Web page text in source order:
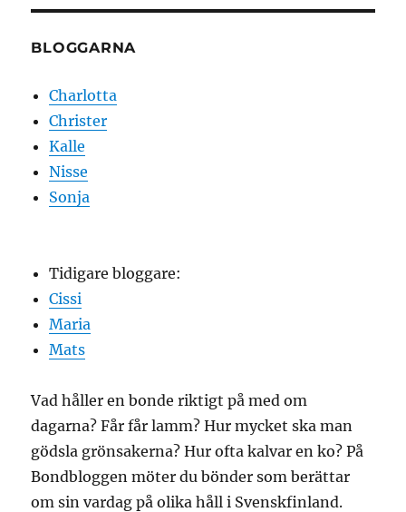
BLOGGARNA
Charlotta
Christer
Kalle
Nisse
Sonja
Tidigare bloggare:
Cissi
Maria
Mats
Vad håller en bonde riktigt på med om
dagarna? Får får lamm? Hur mycket ska man
gödsla grönsakerna? Hur ofta kalvar en ko? På
Bondbloggen möter du bönder som berättar
om sin vardag på olika håll i Svenskfinland.